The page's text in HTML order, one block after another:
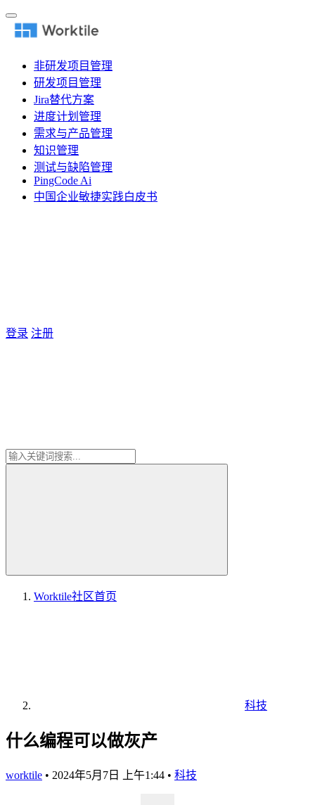
非研发项目管理
研发项目管理
Jira替代方案
进度计划管理
需求与产品管理
知识管理
测试与缺陷管理
PingCode Ai
中国企业敏捷实践白皮书
登录 注册
Worktile社区首页
科技
什么编程可以做灰产
worktile • 2024年5月7日 上午1:44 • 科技